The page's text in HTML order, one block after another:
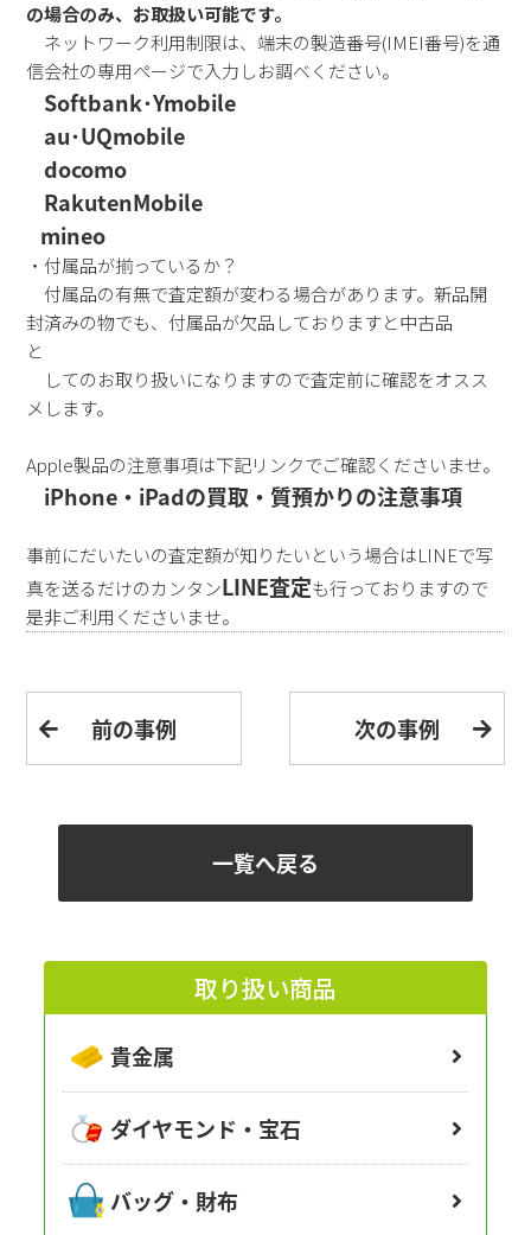
の場合のみ、お取扱い可能です。
ネットワーク利用制限は、端末の製造番号(IMEI番号)を通
信会社の専用ページで入力しお調べください。
Softbank･Ymobile
au･UQmobile
docomo
RakutenMobile
mineo
・付属品が揃っているか？
付属品の有無で査定額が変わる場合があります。新品開
封済みの物でも、付属品が欠品しておりますと中古品
と
してのお取り扱いになりますので査定前に確認をオスス
メします。
Apple製品の注意事項は下記リンクでご確認くださいませ。
iPhone・iPadの買取・質預かりの注意事項
事前にだいたいの査定額が知りたいという場合はLINEで写
真を送るだけのカンタンLINE査定も行っておりますので
是非ご利用くださいませ。
前の事例 次の事例
一覧へ戻る
取り扱い商品
貴金属
ダイヤモンド・宝石
バッグ・財布